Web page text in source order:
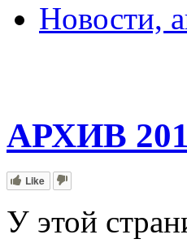
Новости,
АРХИВ
Like
У этой